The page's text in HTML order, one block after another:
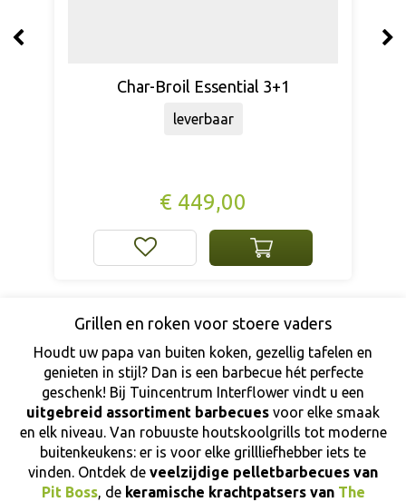
Char-Broil Essential 4+1
€ 599,00
leverbaar
Grillen en roken voor stoere vaders
Houdt uw papa van buiten koken, gezellig tafelen en
genieten in stijl? Dan is een barbecue hét perfecte
geschenk! Bij Tuincentrum Interflower vindt u een
uitgebreid assortiment barbecues voor elke smaak
en elk niveau. Van robuuste houtskoolgrills tot moderne
buitenkeukens: er is voor elke grillliefhebber iets te
vinden. Ontdek de veelzijdige pelletbarbecues van
Pit Boss, de keramische krachtpatsers van The